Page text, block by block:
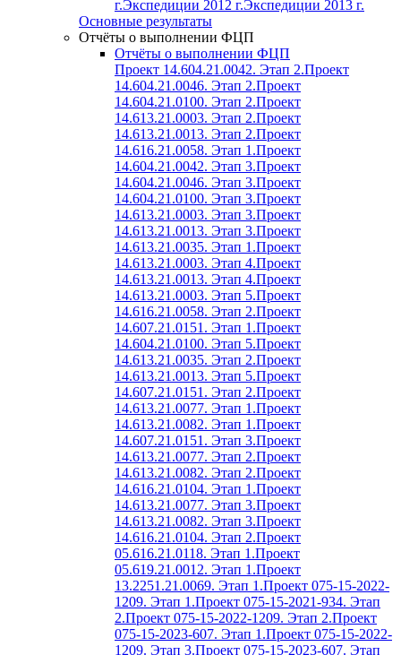
г.Экспедиции 2012 г.Экспедиции 2013 г.
Основные результаты
Отчёты о выполнении ФЦП
Отчёты о выполнении ФЦП
Проект 14.604.21.0042. Этап 2.Проект
14.604.21.0046. Этап 2.Проект
14.604.21.0100. Этап 2.Проект
14.613.21.0003. Этап 2.Проект
14.613.21.0013. Этап 2.Проект
14.616.21.0058. Этап 1.Проект
14.604.21.0042. Этап 3.Проект
14.604.21.0046. Этап 3.Проект
14.604.21.0100. Этап 3.Проект
14.613.21.0003. Этап 3.Проект
14.613.21.0013. Этап 3.Проект
14.613.21.0035. Этап 1.Проект
14.613.21.0003. Этап 4.Проект
14.613.21.0013. Этап 4.Проект
14.613.21.0003. Этап 5.Проект
14.616.21.0058. Этап 2.Проект
14.607.21.0151. Этап 1.Проект
14.604.21.0100. Этап 5.Проект
14.613.21.0035. Этап 2.Проект
14.613.21.0013. Этап 5.Проект
14.607.21.0151. Этап 2.Проект
14.613.21.0077. Этап 1.Проект
14.613.21.0082. Этап 1.Проект
14.607.21.0151. Этап 3.Проект
14.613.21.0077. Этап 2.Проект
14.613.21.0082. Этап 2.Проект
14.616.21.0104. Этап 1.Проект
14.613.21.0077. Этап 3.Проект
14.613.21.0082. Этап 3.Проект
14.616.21.0104. Этап 2.Проект
05.616.21.0118. Этап 1.Проект
05.619.21.0012. Этап 1.Проект
13.2251.21.0069. Этап 1.Проект 075-15-2022-
1209. Этап 1.Проект 075-15-2021-934. Этап
2.Проект 075-15-2022-1209. Этап 2.Проект
075-15-2023-607. Этап 1.Проект 075-15-2022-
1209. Этап 3.Проект 075-15-2023-607. Этап